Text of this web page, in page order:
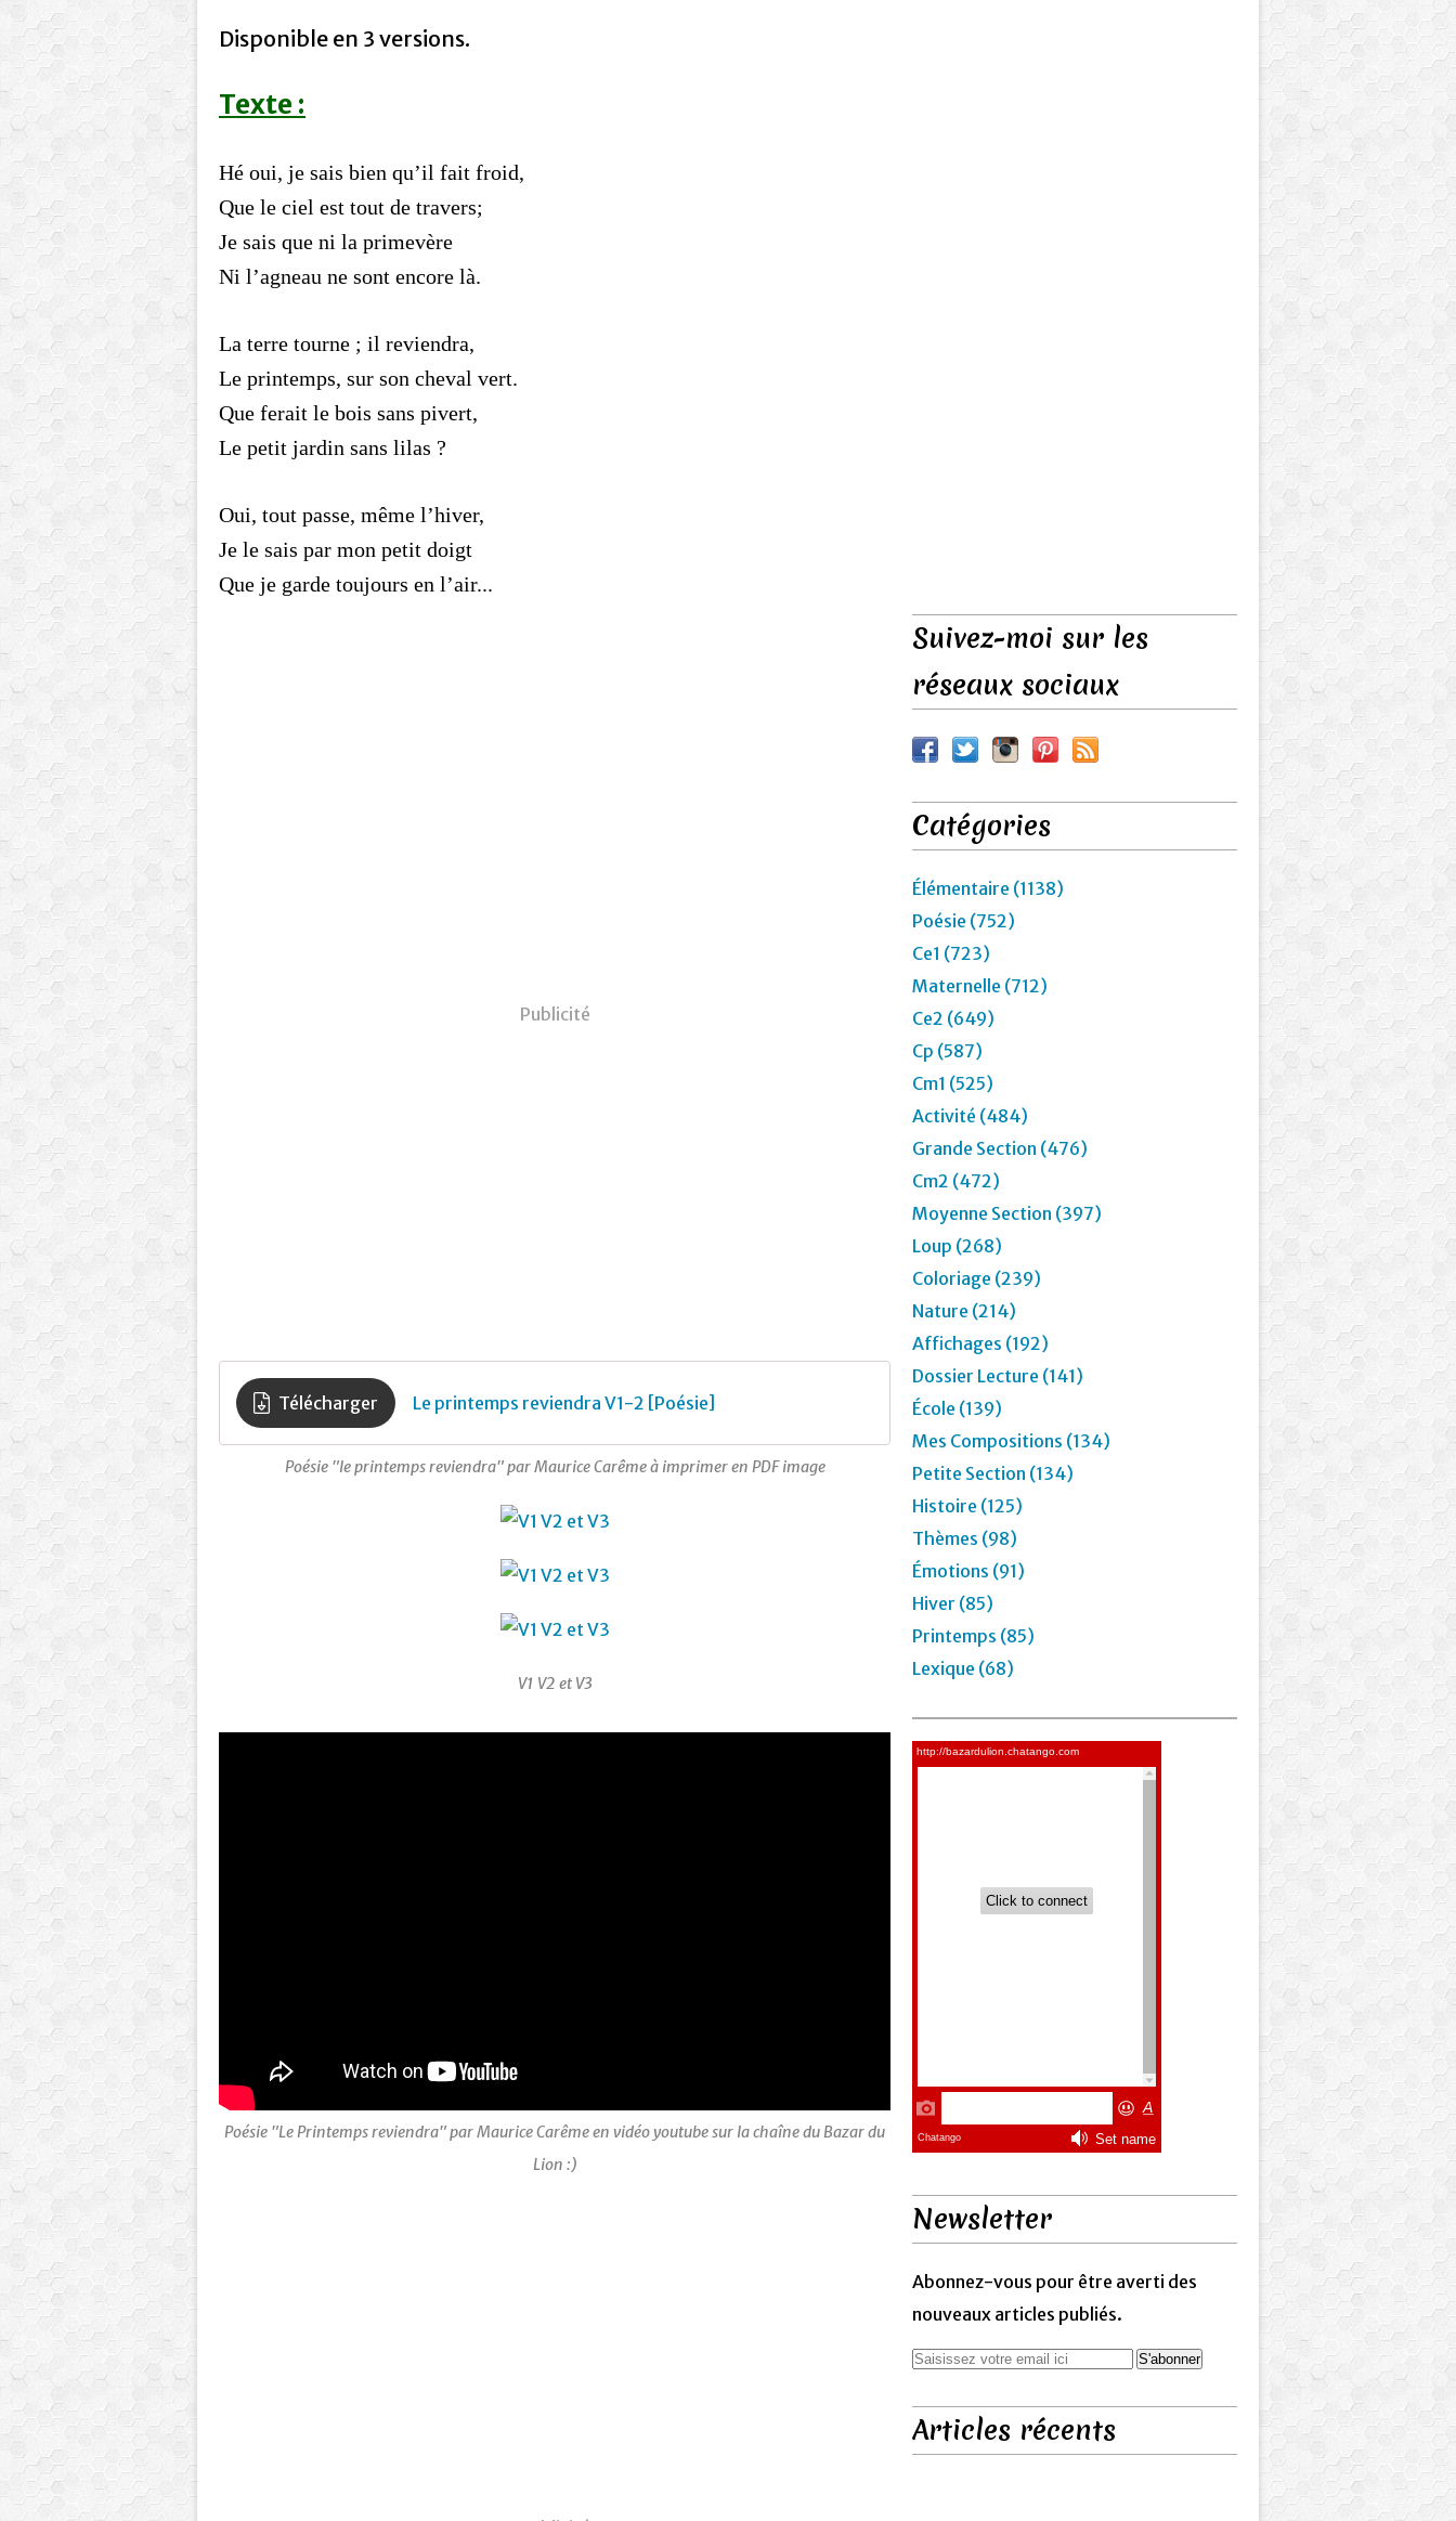
Disponible en 3 versions.
Texte :
Hé oui, je sais bien qu’il fait froid,
Que le ciel est tout de travers;
Je sais que ni la primevère
Ni l’agneau ne sont encore là.
La terre tourne ; il reviendra,
Le printemps, sur son cheval vert.
Que ferait le bois sans pivert,
Le petit jardin sans lilas ?
Oui, tout passe, même l’hiver,
Je le sais par mon petit doigt
Que je garde toujours en l’air...
Publicité
Télécharger Le printemps reviendra V1-2 [Poésie]
Poésie "le printemps reviendra" par Maurice Carême à imprimer en PDF image
V1 V2 et V3
Poésie "Le Printemps reviendra" par Maurice Carême en vidéo youtube sur la chaîne du Bazar du
Lion :)
Suivez-moi sur les
réseaux sociaux
Catégories
Élémentaire (1138)
Poésie (752)
Ce1 (723)
Maternelle (712)
Ce2 (649)
Cp (587)
Cm1 (525)
Activité (484)
Grande Section (476)
Cm2 (472)
Moyenne Section (397)
Loup (268)
Coloriage (239)
Nature (214)
Affichages (192)
Dossier Lecture (141)
École (139)
Mes Compositions (134)
Petite Section (134)
Histoire (125)
Thèmes (98)
Émotions (91)
Hiver (85)
Printemps (85)
Lexique (68)
Newsletter
Abonnez-vous pour être averti des
nouveaux articles publiés.
Articles récents